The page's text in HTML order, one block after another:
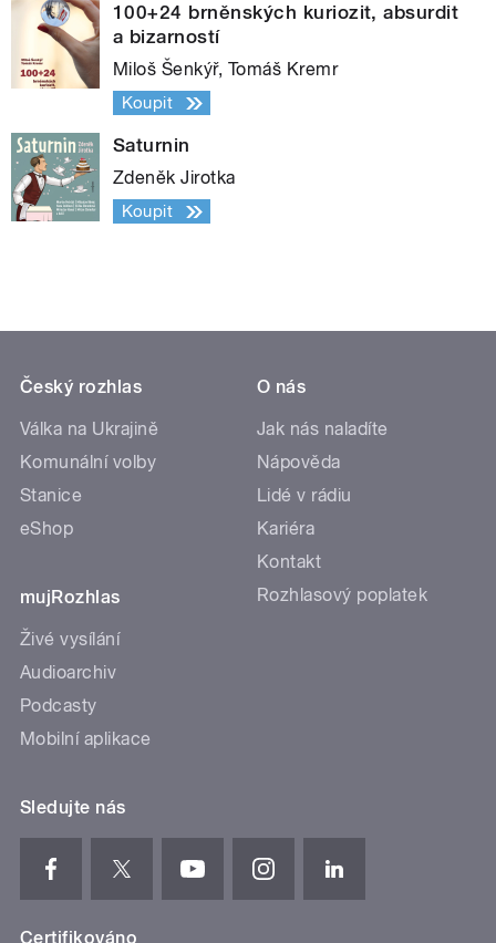
100+24 brněnských kuriozit, absurdit
a bizarností
Miloš Šenkýř, Tomáš Kremr
Koupit
Saturnin
Zdeněk Jirotka
Koupit
Český rozhlas
Válka na Ukrajině
Komunální volby
Stanice
eShop
mujRozhlas
Živé vysílání
Audioarchiv
Podcasty
Mobilní aplikace
O nás
Jak nás naladíte
Nápověda
Lidé v rádiu
Kariéra
Kontakt
Rozhlasový poplatek
Sledujte nás
Certifikováno